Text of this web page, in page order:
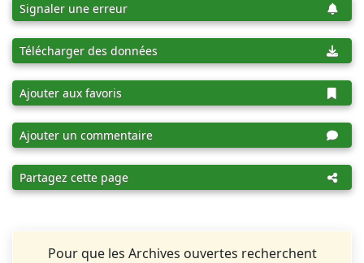
Signaler une erreur
Télécharger des données
Ajouter aux favoris
Ajouter un commentaire
Partagez cette page
Pour que les Archives ouvertes recherchent